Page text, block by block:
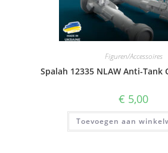
Figuren/Accessoires
Spalah 12335 NLAW Anti-Tank
€ 5,00
Toevoegen aan